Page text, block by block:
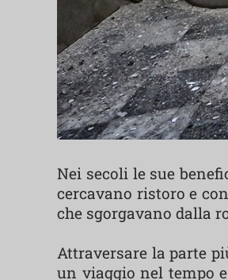
Nei secoli le sue
cercavano ristoro e
che sgorgavano dalla
Attraversare la parte
un viaggio nel tempo